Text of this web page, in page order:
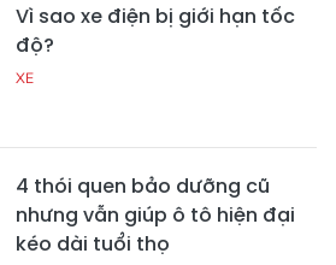
Vì sao xe điện bị giới hạn tốc
độ?
XE
4 thói quen bảo dưỡng cũ
nhưng vẫn giúp ô tô hiện đại
kéo dài tuổi thọ